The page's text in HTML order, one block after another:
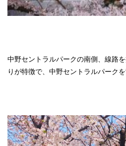
中野セントラルパークの南側、線路
りが特徴で、中野セントラルパーク